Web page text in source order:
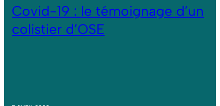
Covid-19 : le témoignage d’un
colistier d’OSE